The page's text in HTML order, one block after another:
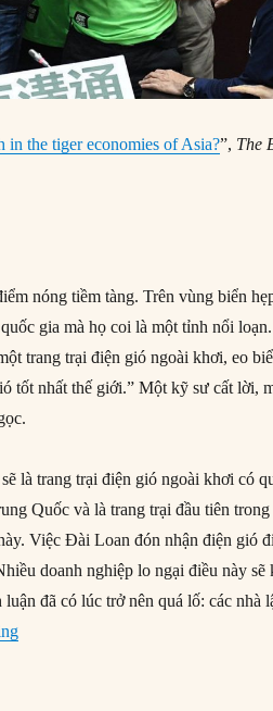
in the tiger economies of Asia?”, The
nóng tiềm tàng. Trên vùng biển
gia mà họ coi là một tỉnh nổi
trang trại điện gió ngoài khơi, eo
tốt nhất thế giới.” Một kỹ sư cất lời,
là trang trại điện gió ngoài khơi có
Quốc và là trang trại đầu tiên trong
Việc Đài Loan đón nhận điện gió
doanh nghiệp lo ngại điều này sẽ
đã có lúc trở nên quá lố: các nhà
“Bốn con hổ châu Á: Dân chủ có tốt